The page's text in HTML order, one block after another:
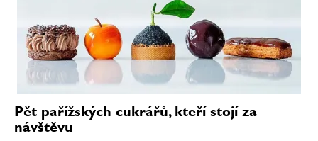
Pět pařížských cukrářů, kteří stojí za
návštěvu